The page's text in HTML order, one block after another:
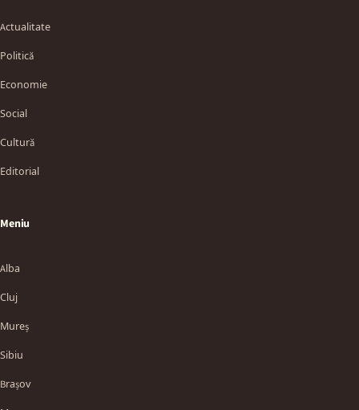
Actualitate
Politică
Economie
Social
Cultură
Editorial
Meniu
Alba
Cluj
Mureș
Sibiu
Brașov